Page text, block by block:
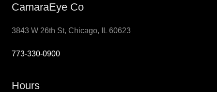
CamaraEye Co
3843 W 26th St, Chicago, IL 60623
773-330-0900
Hours